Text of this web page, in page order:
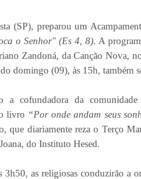
(SP), preparou um
o Senhor" (Es 4, 8). A
Zandoná, da Canção Nova,
domingo (09), às 15h, também
a cofundadora da
livro “Por onde andam seus
que diariamente reza o Terço
do Instituto Hesed.
3h50, as religiosas conduzirão a